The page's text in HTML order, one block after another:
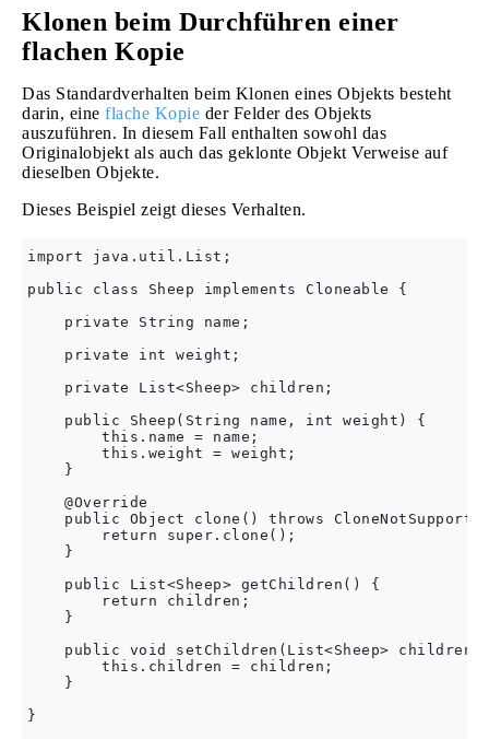
Klonen beim Durchführen einer
flachen Kopie
Das Standardverhalten beim Klonen eines Objekts besteht
darin, eine flache Kopie der Felder des Objekts
auszuführen. In diesem Fall enthalten sowohl das
Originalobjekt als auch das geklonte Objekt Verweise auf
dieselben Objekte.
Dieses Beispiel zeigt dieses Verhalten.
import java.util.List;
public class Sheep implements Cloneable {
    private String name;
    private int weight;
    private List<Sheep> children;
    public Sheep(String name, int weight) {
        this.name = name;
        this.weight = weight;
    }
    @Override
public Object clone() throws
        return super.clone();
    }
    public List<Sheep> getChildren() {
        return children;
    }
public void setChildren(List<Sheep> children)
        this.children = children;
    }
}